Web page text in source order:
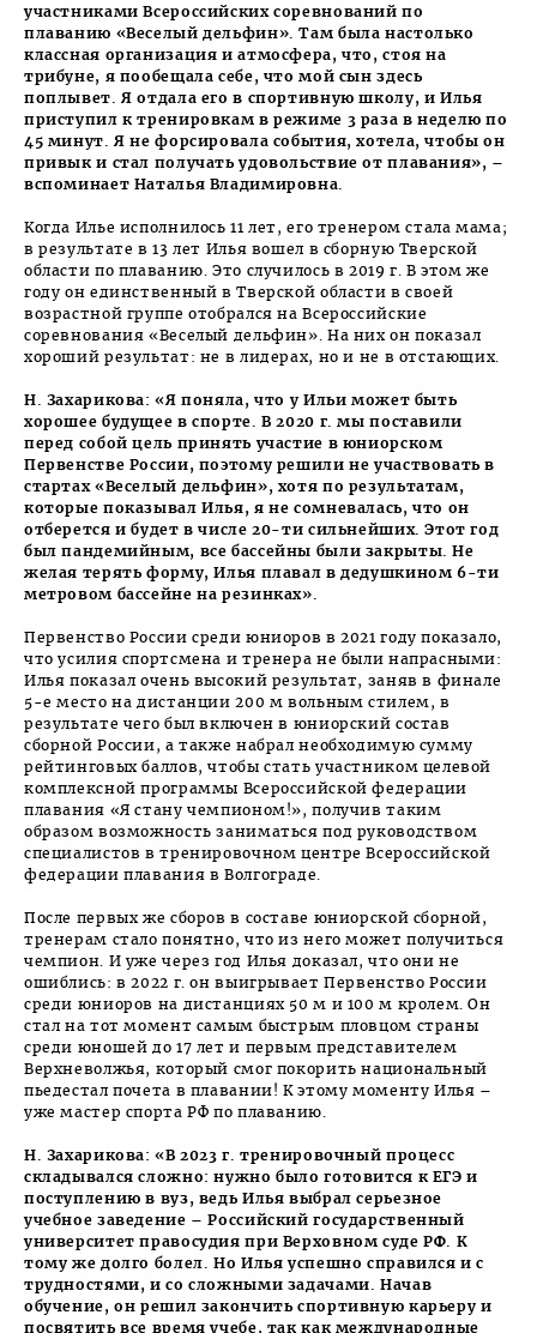
участниками Всероссийских соревнований по
плаванию «Веселый дельфин». Там была настолько
классная организация и атмосфера, что, стоя на
трибуне, я пообещала себе, что мой сын здесь
поплывет. Я отдала его в спортивную школу, и Илья
приступил к тренировкам в режиме 3 раза в неделю по
45 минут. Я не форсировала события, хотела, чтобы он
привык и стал получать удовольствие от плавания», –
вспоминает Наталья Владимировна.
Когда Илье исполнилось 11 лет, его тренером стала мама;
в результате в 13 лет Илья вошел в сборную Тверской
области по плаванию. Это случилось в 2019 г. В этом же
году он единственный в Тверской области в своей
возрастной группе отобрался на Всероссийские
соревнования «Веселый дельфин». На них он показал
хороший результат: не в лидерах, но и не в отстающих.
Н. Захарикова: «Я поняла, что у Ильи может быть
хорошее будущее в спорте. В 2020 г. мы поставили
перед собой цель принять участие в юниорском
Первенстве России, поэтому решили не участвовать в
стартах «Веселый дельфин», хотя по результатам,
которые показывал Илья, я не сомневалась, что он
отберется и будет в числе 20-ти сильнейших. Этот год
был пандемийным, все бассейны были закрыты. Не
желая терять форму, Илья плавал в дедушкином 6-ти
мет­ровом бассейне на резинках».
Первенство России среди юниоров в 2021 году показало,
что усилия спорт­смена и тренера не были напрасными:
Илья показал очень высокий результат, заняв в финале
5-е место на дистанции 200 м вольным стилем, в
результате чего был включен в юниорский состав
сборной России, а также набрал необходимую сумму
рейтинговых баллов, чтобы стать участником целевой
комплексной программы Всероссийской федерации
плавания «Я стану чемпионом!», получив таким
образом возможность заниматься под руководством
специалистов в тренировочном центре Всероссийской
федерации плавания в Волгограде.
После первых же сборов в составе юниорской сборной,
тренерам стало понятно, что из него может получиться
чемпион. И уже через год Илья доказал, что они не
ошиблись: в 2022 г. он выигрывает Первенство России
среди юниоров на дистанциях 50 м и 100 м кролем. Он
стал на тот момент самым быстрым пловцом страны
среди юношей до 17 лет и первым представителем
Верхневолжья, который смог покорить национальный
пьедестал почета в плавании! К этому моменту Илья –
уже мастер спорта РФ по плаванию.
Н. Захарикова: «В 2023 г. тренировочный процесс
складывался сложно: нужно было готовится к ЕГЭ и
поступлению в вуз, ведь Илья выбрал серьезное
учебное заведение – Российский государственный
университет правосудия при Верховном суде РФ. К
тому же долго болел. Но Илья успешно справился и с
трудностями, и со сложными задачами. Начав
обучение, он решил закончить спортивную карьеру и
посвятить все время учебе, так как международные